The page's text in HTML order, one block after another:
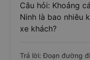
Câu hỏi: Khoảng
Ninh là bao nhiêu
xe khách?
Trả lời: Đoạn đường